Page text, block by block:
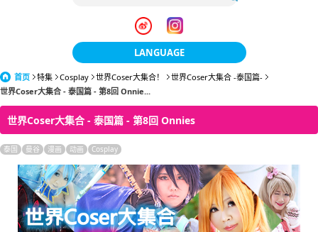
LANGUAGE
日本語
한국어
簡体中文
繁體中文
English
ภาษาไทย
首页 特集 Cosplay 世界Coser大集合！
世界Coser大集合 -泰国篇-
世界Coser大集合 - 泰国篇 - 第8回 Onnie...
世界Coser大集合 - 泰国篇 - 第8回 Onnies
泰国 曼谷 漫画 动画 Cosplay